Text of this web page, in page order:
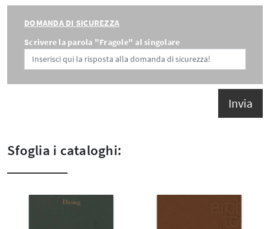
DOMANDA DI SICUREZZA
Scrivere la parola "Fragole" al singolare
Invia
Sfoglia i cataloghi: